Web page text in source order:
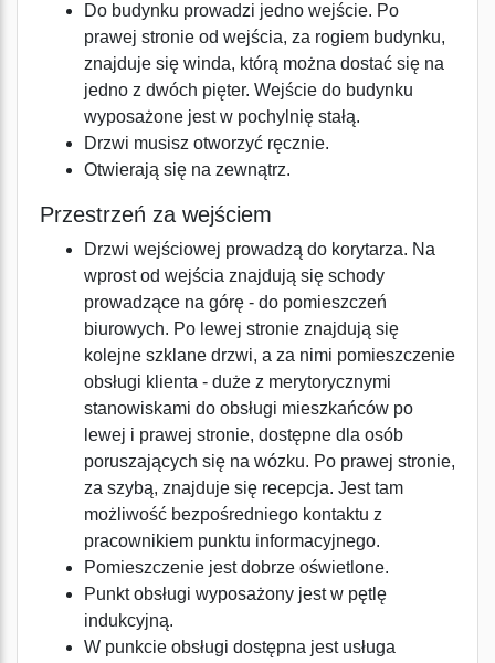
Do budynku prowadzi jedno wejście. Po
prawej stronie od wejścia, za rogiem budynku,
znajduje się winda, którą można dostać się na
jedno z dwóch pięter. Wejście do budynku
wyposażone jest w pochylnię stałą.
Drzwi musisz otworzyć ręcznie.
Otwierają się na zewnątrz.
Przestrzeń za wejściem
Drzwi wejściowej prowadzą do korytarza. Na
wprost od wejścia znajdują się schody
prowadzące na górę - do pomieszczeń
biurowych. Po lewej stronie znajdują się
kolejne szklane drzwi, a za nimi pomieszczenie
obsługi klienta - duże z merytorycznymi
stanowiskami do obsługi mieszkańców po
lewej i prawej stronie, dostępne dla osób
poruszających się na wózku. Po prawej stronie,
za szybą, znajduje się recepcja. Jest tam
możliwość bezpośredniego kontaktu z
pracownikiem punktu informacyjnego.
Pomieszczenie jest dobrze oświetlone.
Punkt obsługi wyposażony jest w pętlę
indukcyjną.
W punkcie obsługi dostępna jest usługa